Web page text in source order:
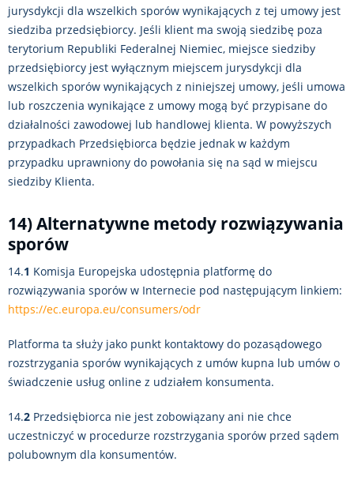
jurysdykcji dla wszelkich sporów wynikających z tej umowy jest
siedziba przedsiębiorcy. Jeśli klient ma swoją siedzibę poza
terytorium Republiki Federalnej Niemiec, miejsce siedziby
przedsiębiorcy jest wyłącznym miejscem jurysdykcji dla
wszelkich sporów wynikających z niniejszej umowy, jeśli umowa
lub roszczenia wynikające z umowy mogą być przypisane do
działalności zawodowej lub handlowej klienta. W powyższych
przypadkach Przedsiębiorca będzie jednak w każdym
przypadku uprawniony do powołania się na sąd w miejscu
siedziby Klienta.
14) Alternatywne metody rozwiązywania
sporów
14.1 Komisja Europejska udostępnia platformę do
rozwiązywania sporów w Internecie pod następującym linkiem:
https://ec.europa.eu/consumers/odr
Platforma ta służy jako punkt kontaktowy do pozasądowego
rozstrzygania sporów wynikających z umów kupna lub umów o
świadczenie usług online z udziałem konsumenta.
14.2 Przedsiębiorca nie jest zobowiązany ani nie chce
uczestniczyć w procedurze rozstrzygania sporów przed sądem
polubownym dla konsumentów.